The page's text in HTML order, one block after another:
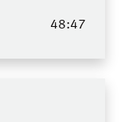
48:47